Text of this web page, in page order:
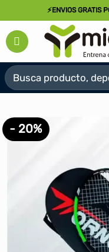
al
contenido
⚡ENVIOS GRATIS
Buscar
por:
- 20%